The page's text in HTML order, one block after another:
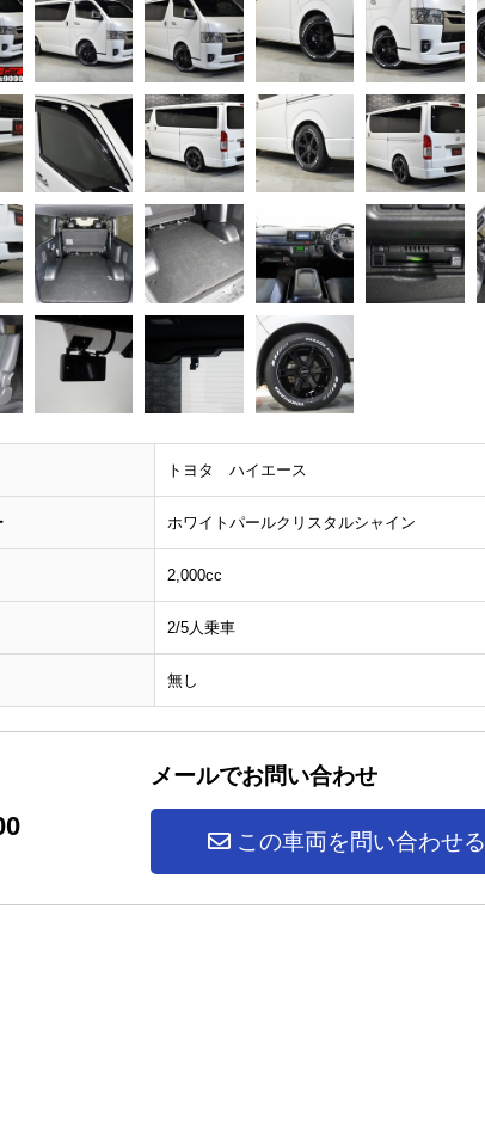
トヨタ ハイエース
ホワイトパールクリスタルシャイン
2,000cc
2/5人乗車
無し
メールでお問い合わせ
この車両を問い合わせる